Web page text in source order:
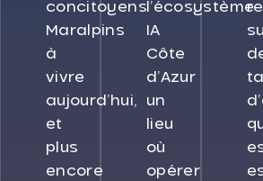
concitoyens
Maralpins
à
vivre
aujourd’hui,
et
plus
encore
l’écosystème
IA
Côte
d’Azur
un
lieu
où
opérer